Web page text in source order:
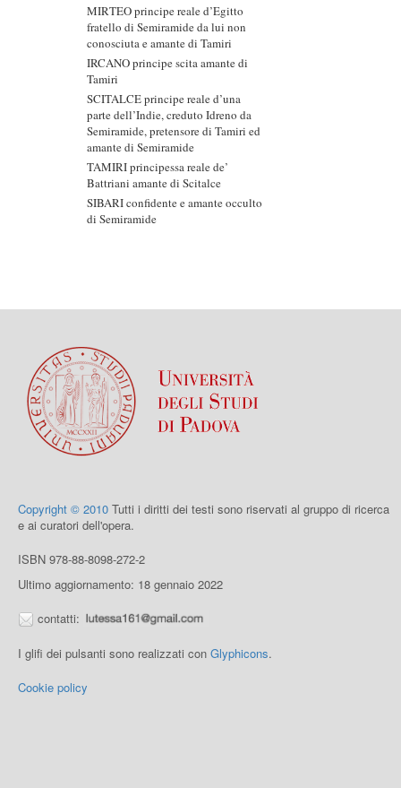
MIRTEO principe reale d’Egitto
fratello di Semiramide da lui non
conosciuta e amante di Tamiri
IRCANO principe scita amante di
Tamiri
SCITALCE principe reale d’una
parte dell’Indie, creduto Idreno da
Semiramide, pretensore di Tamiri ed
amante di Semiramide
TAMIRI principessa reale de’
Battriani amante di Scitalce
SIBARI confidente e amante occulto
di Semiramide
Copyright © 2010 Tutti i diritti dei testi sono riservati al gruppo di ricerca
e ai curatori dell'opera.
ISBN 978-88-8098-272-2
Ultimo aggiornamento: 18 gennaio 2022
contatti:
I glifi dei pulsanti sono realizzati con Glyphicons.
Cookie policy